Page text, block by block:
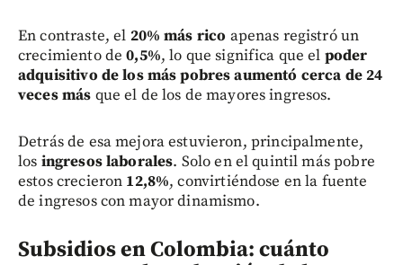
En contraste, el 20% más rico apenas registró un
crecimiento de0,5%, lo que significa que el poder
adquisitivo de los más pobres aumentó cerca de 24
veces más que el de los de mayores ingresos.
Detrás de esa mejora estuvieron, principalmente,
los ingresos laborales. Solo en el quintil más pobre
estos crecieron 12,8%, convirtiéndose en la fuente
de ingresos con mayor dinamismo.
Subsidios en Colombia: cuánto